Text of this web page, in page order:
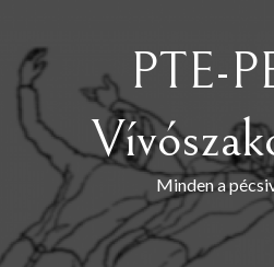
content
PTE-
Minden a